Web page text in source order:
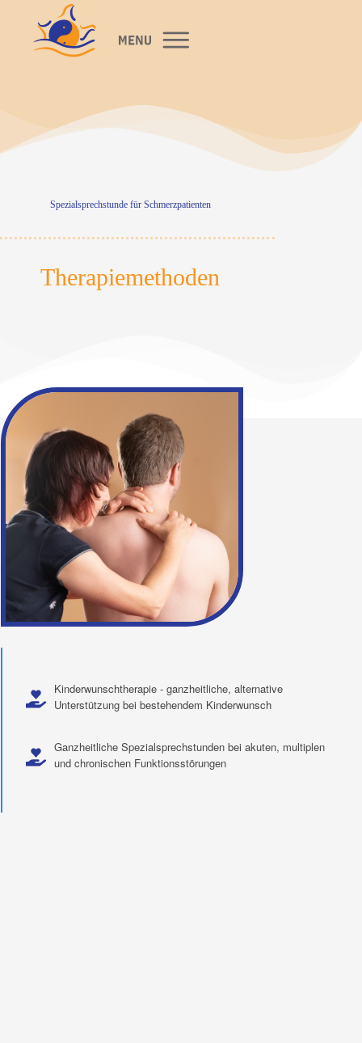
Spezialsprechstunde für Schmerzpatienten
Therapiemethoden
Kinderwunschtherapie - ganzheitliche, alternative
Unterstützung bei bestehendem Kinderwunsch
Ganzheitliche Spezialsprechstunden bei akuten, multiplen
und chronischen Funktionsstörungen